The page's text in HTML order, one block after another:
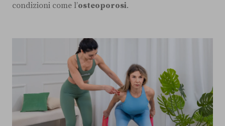
condizioni come l’osteoporosi.